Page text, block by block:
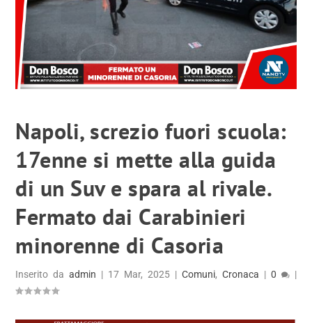
Napoli, screzio fuori scuola:
17enne si mette alla guida
di un Suv e spara al rivale.
Fermato dai Carabinieri
minorenne di Casoria
Inserito daadmin | 17 Mar, 2025 | Comuni, Cronaca | 0 |